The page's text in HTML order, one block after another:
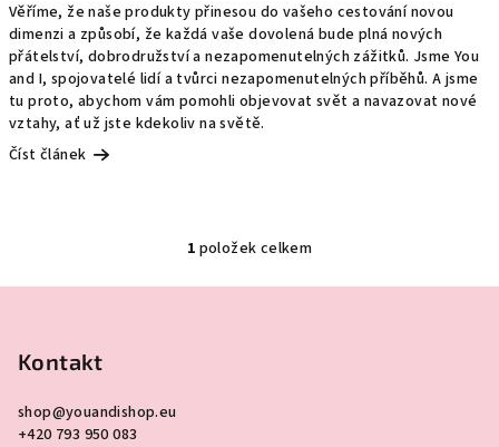
Věříme, že naše produkty přinesou do vašeho cestování novou
dimenzi a způsobí, že každá vaše dovolená bude plná nových
přátelství, dobrodružství a nezapomenutelných zážitků. Jsme You
and I, spojovatelé lidí a tvůrci nezapomenutelných příběhů. A jsme
tu proto, abychom vám pomohli objevovat svět a navazovat nové
vztahy, ať už jste kdekoliv na světě.
Číst článek
O
v
1 položek celkem
Kontakt
shop@youandishop.eu
+420 793 950 083